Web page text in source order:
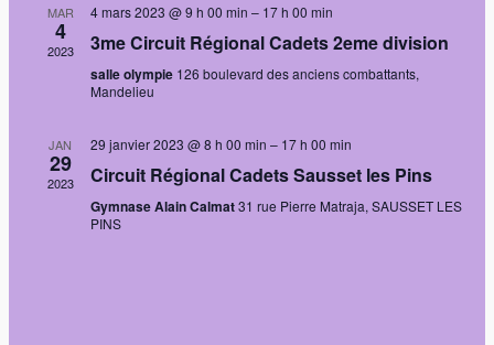
MAR
4
2023
4 mars 2023 @ 9 h 00 min – 17 h 00 min
3me Circuit Régional Cadets 2eme division
salle olympie 126 boulevard des anciens combattants,
Mandelieu
JAN
29
2023
29 janvier 2023 @ 8 h 00 min – 17 h 00 min
Circuit Régional Cadets Sausset les Pins
Gymnase Alain Calmat31 rue Pierre Matraja, SAUSSET LES
PINS